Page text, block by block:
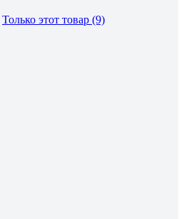
Только этот товар (9)